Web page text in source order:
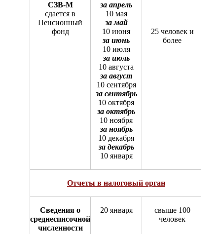
СЗВ-М
сдается в
Пенсионный
фонд
за апрель
10 мая
за май
10 июня
за июнь
10 июля
за июль
10 августа
за август
10 сентября
за сентябрь
10 октября
за октябрь
10 ноября
за ноябрь
10 декабря
за декабрь
10 января
25 человек и
более
Отчеты в налоговый орган
Сведения о
среднесписочной
численности
20 января
свыше 100
человек